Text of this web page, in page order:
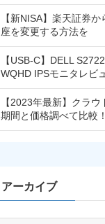
【新NISA】楽天証券
座を変更する方法を
【USB-C】DELL
WQHD IPSモニタレビ
【2023年最新】クラ
期間と価格調べて比較！
アーカイブ